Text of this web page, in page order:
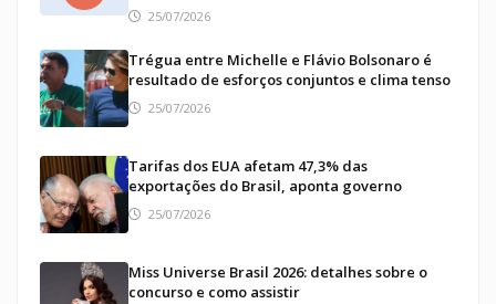
25/07/2026
Trégua entre Michelle e Flávio Bolsonaro é
resultado de esforços conjuntos e clima tenso
25/07/2026
Tarifas dos EUA afetam 47,3% das
exportações do Brasil, aponta governo
25/07/2026
Miss Universe Brasil 2026: detalhes sobre o
concurso e como assistir